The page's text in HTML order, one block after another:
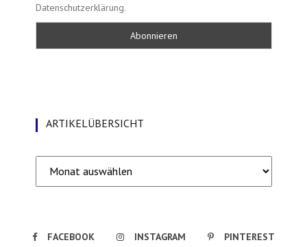
Datenschutzerklärung.
ARTIKELÜBERSICHT
FACEBOOK INSTAGRAM PINTEREST